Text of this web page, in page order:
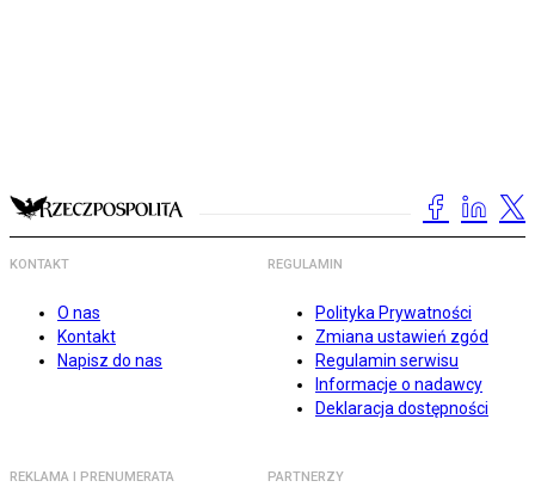
KONTAKT
O nas
Kontakt
Napisz do nas
REGULAMIN
Polityka Prywatności
Zmiana ustawień zgód
Regulamin serwisu
Informacje o nadawcy
Deklaracja dostępności
REKLAMA I PRENUMERATA PARTNERZY